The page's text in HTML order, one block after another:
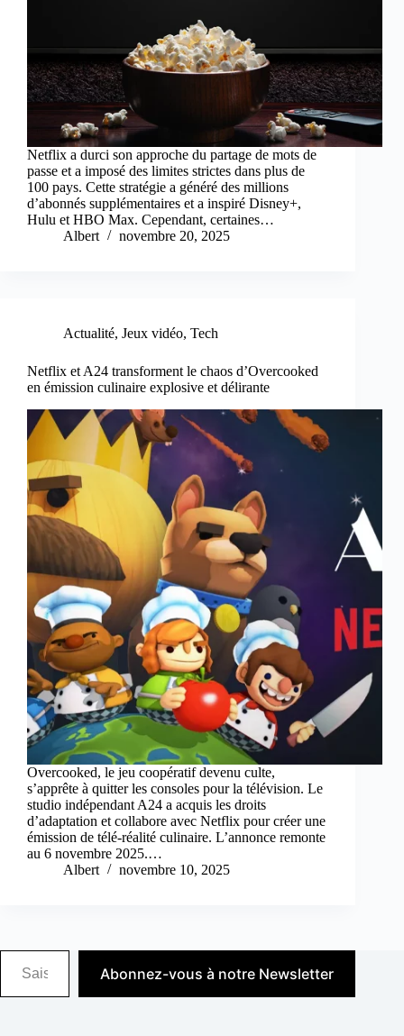
Netflix a durci son approche du partage de mots de
passe et a imposé des limites strictes dans plus de
100 pays. Cette stratégie a généré des millions
d’abonnés supplémentaires et a inspiré Disney+,
Hulu et HBO Max. Cependant, certaines…
Albert
novembre 20, 2025
Actualité, Jeux vidéo, Tech
Netflix et A24 transforment le chaos d’Overcooked
en émission culinaire explosive et délirante
Overcooked, le jeu coopératif devenu culte,
s’apprête à quitter les consoles pour la télévision. Le
studio indépendant A24 a acquis les droits
d’adaptation et collabore avec Netflix pour créer une
émission de télé‑réalité culinaire. L’annonce remonte
au 6 novembre 2025.…
Albert
novembre 10, 2025
Saisissez votre adresse e-mail…
Abonnez-vous à notre Newsletter